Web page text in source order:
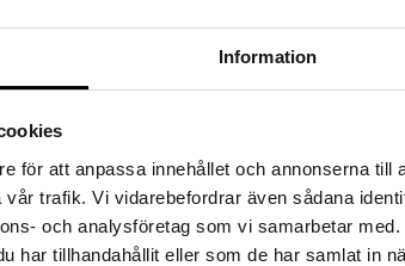
Information
för att anpassa innehållet och annonserna till
trafik. Vi vidarebefordrar även sådana
och analysföretag som vi samarbetar
har tillhandahållit eller som de har samlat in
ale-löydöt »
päivittäisiin aktiviteetteihin. Läpinäkyvässä
on helppo juoda, ja kansi, joka estää
Pienet sormet pääsevät helposti pillin luo,
koulussa tai retkillä! Pullo varmistaa, että
tahansa seikkailut heidät vievätkin.